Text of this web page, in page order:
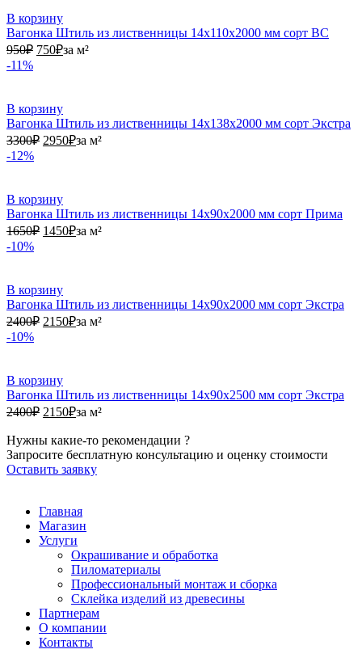
В корзину
Вагонка Штиль из лиственницы 14х110х2000 мм сорт ВС
950₽ 950₽.
750₽750₽.
за м²
-11%
В корзину
Вагонка Штиль из лиственницы 14х138х2000 мм сорт Экстра
3300₽ 3300₽.
2950₽2950₽.
за м²
-12%
В корзину
Вагонка Штиль из лиственницы 14х90х2000 мм сорт Прима
1650₽ 1650₽.
1450₽1450₽.
за м²
-10%
В корзину
Вагонка Штиль из лиственницы 14х90х2000 мм сорт Экстра
2400₽ 2400₽.
2150₽2150₽.
за м²
-10%
В корзину
Вагонка Штиль из лиственницы 14х90х2500 мм сорт Экстра
2400₽ 2400₽.
2150₽2150₽.
за м²
Нужны какие-то рекомендации ?
Запросите бесплатную консультацию и оценку стоимости
Оставить заявку
Главная
Магазин
Услуги
Окрашивание и обработка
Пиломатериалы
Профессиональный монтаж и сборка
Склейка изделий из древесины
Партнерам
О компании
Контакты